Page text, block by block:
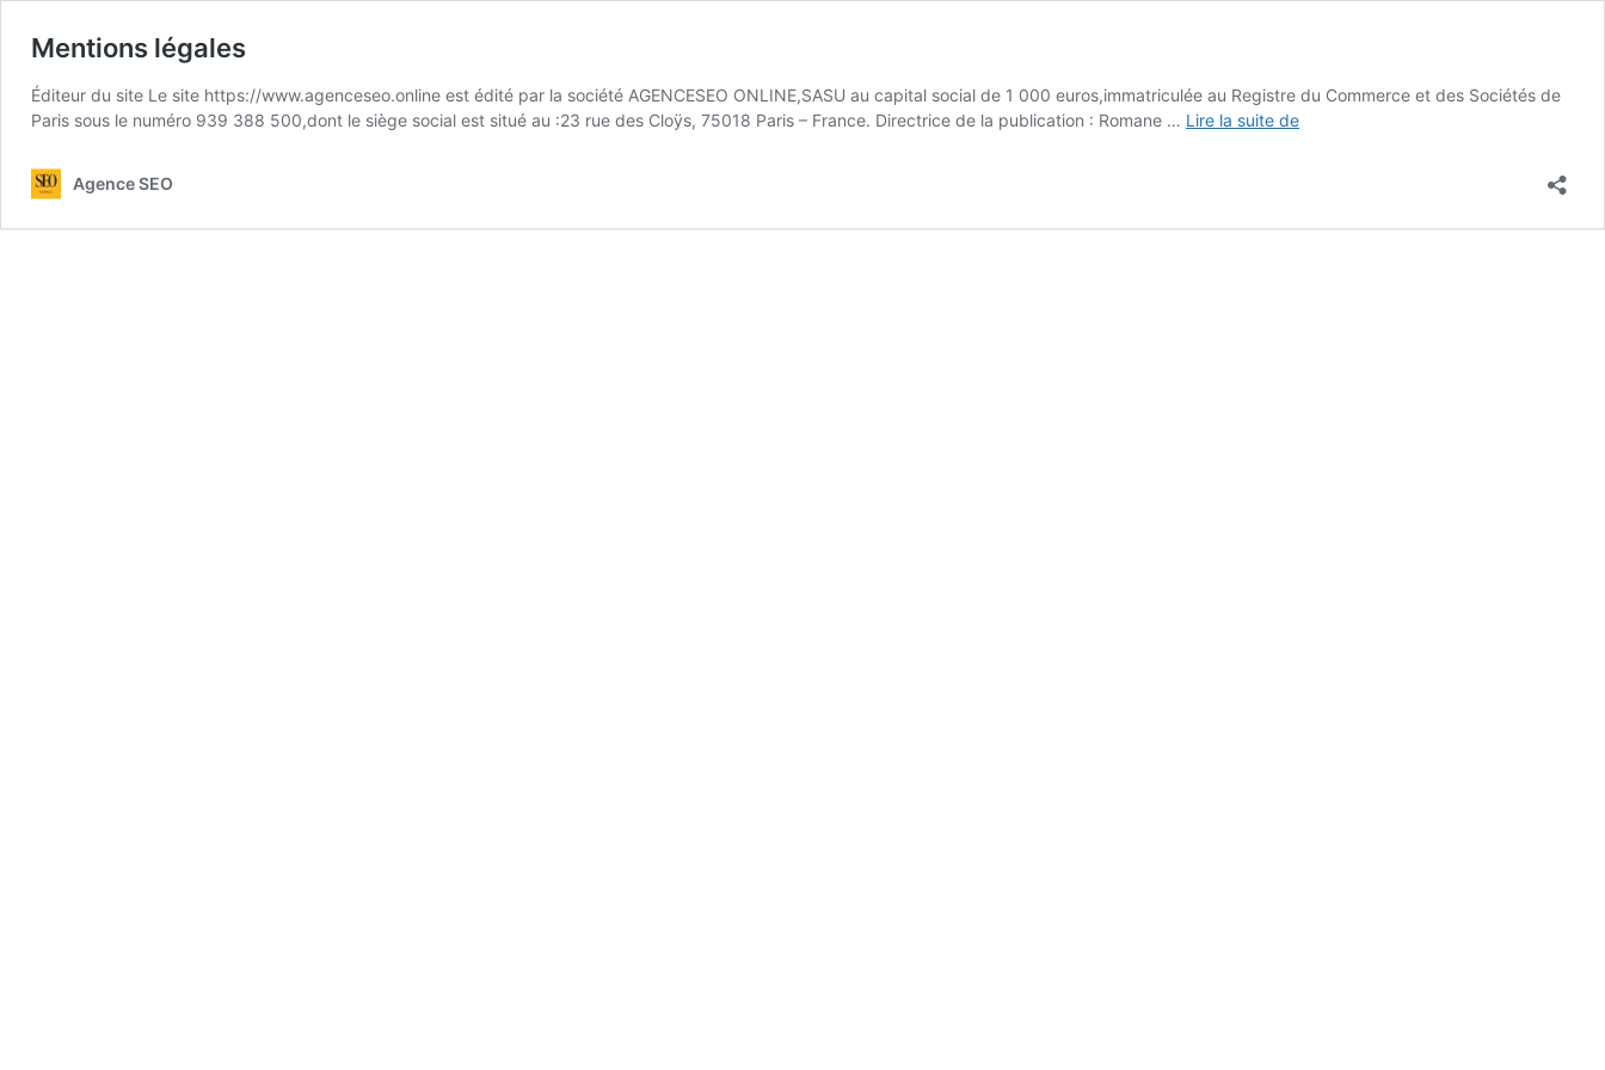
Mentions légales
Éditeur du site Le site https://www.agenceseo.online est édité par la société AGENCESEO ONLINE,SASU au capital social de 1 000 euros,immatriculée au Registre du Commerce et des Sociétés de
Paris sous le numéro 939 388 500,dont le siège social est situé au :23 rue des Cloÿs, 75018 Paris – France. Directrice de la publication : Romane … Lire la suite deMentions
Agence SEO